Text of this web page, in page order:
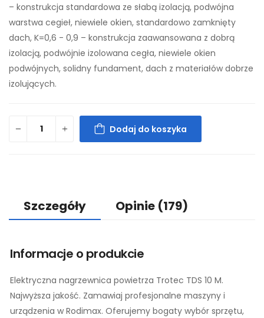
– konstrukcja standardowa ze słabą izolacją, podwójna
warstwa cegieł, niewiele okien, standardowo zamknięty
dach, K=0,6 - 0,9 – konstrukcja zaawansowana z dobrą
izolacją, podwójnie izolowana cegła, niewiele okien
podwójnych, solidny fundament, dach z materiałów dobrze
izolujących.
Dodaj do koszyka
Szczegóły Opinie (179)
Informacje o produkcie
Elektryczna nagrzewnica powietrza Trotec TDS 10 M.
Najwyższa jakość. Zamawiaj profesjonalne maszyny i
urządzenia w Rodimax. Oferujemy bogaty wybór sprzętu,